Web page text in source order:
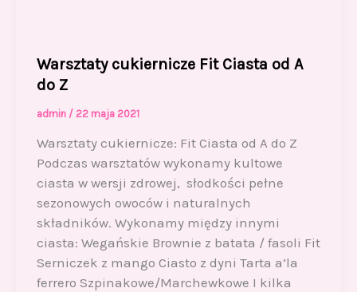
Warsztaty cukiernicze Fit Ciasta od A
do Z
admin / 22 maja 2021
Warsztaty cukiernicze: Fit Ciasta od A do Z
Podczas warsztatów wykonamy kultowe
ciasta w wersji zdrowej, słodkości pełne
sezonowych owoców i naturalnych
składników. Wykonamy między innymi
ciasta: Wegańskie Brownie z batata / fasoli Fit
Serniczek z mango Ciasto z dyni Tarta a’la
ferrero Szpinakowe/Marchewkowe I kilka